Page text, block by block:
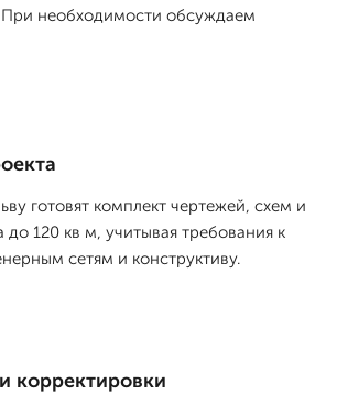
необходимости обсуждаем
готовят комплект чертежей, схем и
до 120 кв м, учитывая требования к
сетям и конструктиву.
корректировки